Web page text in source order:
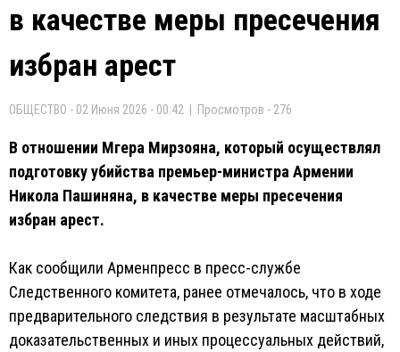
в качестве меры пресечения
избран арест
ОБЩЕСТВО - 02 Июня 2026 - 00:42 | Просмотров - 276
В отношении Мгера Мирзояна, который осуществлял
подготовку убийства премьер-министра Армении
Никола Пашиняна, в качестве меры пресечения
избран арест.
Как сообщили Арменпресс в пресс-службе
Следственного комитета, ранее отмечалось, что в ходе
предварительного следствия в результате масштабных
доказательственных и иных процессуальных действий,